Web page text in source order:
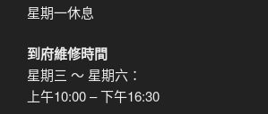
星期一休息
到府維修時間
星期三 ～ 星期六：
上午10:00 – 下午16:30